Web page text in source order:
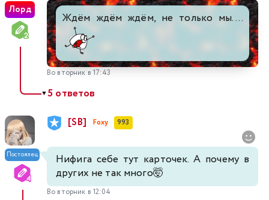
Лорд
Ждём ждём ждём, не только мы....
Во вторник в 17:43
▼5 ответов
Постоялец
[SB] Foxy 993
Нифига себе тут карточек. А почему в
других не так много🤯
Во вторник в 12:04